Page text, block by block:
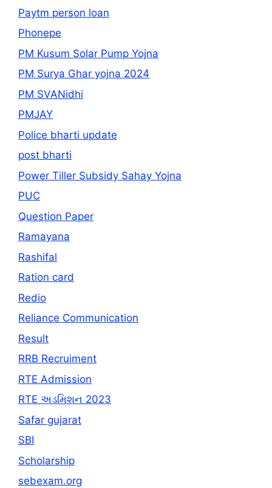
Paytm person loan
Phonepe
PM Kusum Solar Pump Yojna
PM Surya Ghar yojna 2024
PM SVANidhi
PMJAY
Police bharti update
post bharti
Power Tiller Subsidy Sahay Yojna
PUC
Question Paper
Ramayana
Rashifal
Ration card
Redio
Reliance Communication
Result
RRB Recruiment
RTE Admission
RTE અડમિશન 2023
Safar gujarat
SBI
Scholarship
sebexam.org